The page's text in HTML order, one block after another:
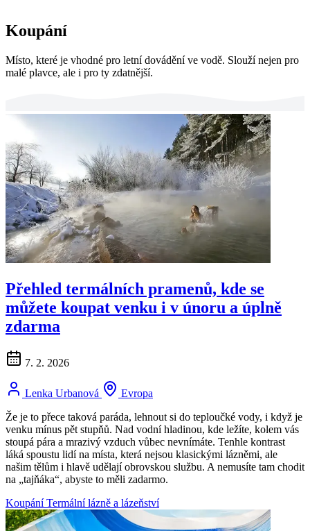
Koupání
Místo, které je vhodné pro letní dovádění ve vodě. Slouží nejen pro
malé plavce, ale i pro ty zdatnější.
Přehled termálních pramenů, kde se
můžete koupat venku i v únoru a úplně
zdarma
7. 2. 2026
Lenka Urbanová
Evropa
Že je to přece taková paráda, lehnout si do teploučké vody, i když je
venku mínus pět stupňů. Nad vodní hladinou, kde ležíte, kolem vás
stoupá pára a mrazivý vzduch vůbec nevnímáte. Tenhle kontrast
láká spoustu lidí na místa, která nejsou klasickými lázněmi, ale
našim tělům i hlavě udělají obrovskou službu. A nemusíte tam chodit
na „tajňáka“, abyste to měli zadarmo.
Koupání Termální lázně a lázeňství